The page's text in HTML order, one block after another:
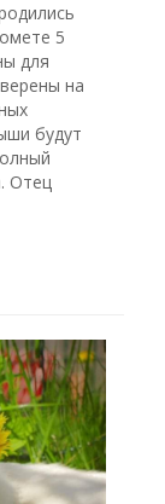
5
для
на
будут
Отец